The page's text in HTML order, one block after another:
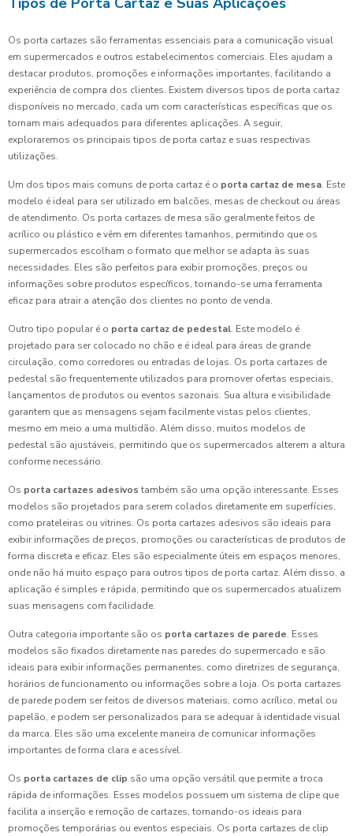
Os porta cartazes são ferramentas essenciais para a comunicação visual
em supermercados e outros estabelecimentos comerciais. Eles ajudam a
destacar produtos, promoções e informações importantes, facilitando a
experiência de compra dos clientes. Existem diversos tipos de porta cartaz
disponíveis no mercado, cada um com características específicas que os
tornam mais adequados para diferentes aplicações. A seguir,
exploraremos os principais tipos de porta cartaz e suas respectivas
utilizações.
Um dos tipos mais comuns de porta cartaz é o porta cartaz de mesa. Este
modelo é ideal para ser utilizado em balcões, mesas de checkout ou áreas
de atendimento. Os porta cartazes de mesa são geralmente feitos de
acrílico ou plástico e vêm em diferentes tamanhos, permitindo que os
supermercados escolham o formato que melhor se adapta às suas
necessidades. Eles são perfeitos para exibir promoções, preços ou
informações sobre produtos específicos, tornando-se uma ferramenta
eficaz para atrair a atenção dos clientes no ponto de venda.
Outro tipo popular é o porta cartaz de pedestal. Este modelo é
projetado para ser colocado no chão e é ideal para áreas de grande
circulação, como corredores ou entradas de lojas. Os porta cartazes de
pedestal são frequentemente utilizados para promover ofertas especiais,
lançamentos de produtos ou eventos sazonais. Sua altura e visibilidade
garantem que as mensagens sejam facilmente vistas pelos clientes,
mesmo em meio a uma multidão. Além disso, muitos modelos de
pedestal são ajustáveis, permitindo que os supermercados alterem a altura
conforme necessário.
Os porta cartazes adesivos também são uma opção interessante. Esses
modelos são projetados para serem colados diretamente em superfícies,
como prateleiras ou vitrines. Os porta cartazes adesivos são ideais para
exibir informações de preços, promoções ou características de produtos de
forma discreta e eficaz. Eles são especialmente úteis em espaços menores,
onde não há muito espaço para outros tipos de porta cartaz. Além disso, a
aplicação é simples e rápida, permitindo que os supermercados atualizem
suas mensagens com facilidade.
Outra categoria importante são os porta cartazes de parede. Esses
modelos são fixados diretamente nas paredes do supermercado e são
ideais para exibir informações permanentes, como diretrizes de segurança,
horários de funcionamento ou informações sobre a loja. Os porta cartazes
de parede podem ser feitos de diversos materiais, como acrílico, metal ou
papelão, e podem ser personalizados para se adequar à identidade visual
da marca. Eles são uma excelente maneira de comunicar informações
importantes de forma clara e acessível.
Os porta cartazes de clip são uma opção versátil que permite a troca
rápida de informações. Esses modelos possuem um sistema de clipe que
facilita a inserção e remoção de cartazes, tornando-os ideais para
promoções temporárias ou eventos especiais. Os porta cartazes de clip